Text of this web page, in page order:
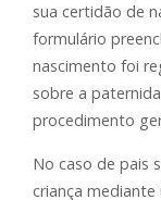
sua certidão de
formulário
nascimento foi
sobre a
procedimento
No caso de pais
criança